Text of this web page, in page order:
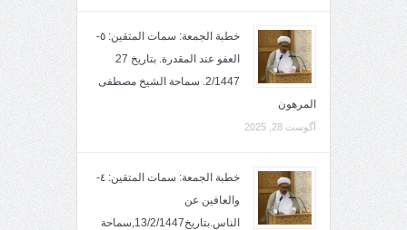
خطبة الجمعة: سمات المتقين: ٥-
العفو عند المقدرة. بتاريخ 27
2/1447. سماحة الشيخ مصطفى
المرهون
آگوست 28, 2025
خطبة الجمعة: سمات المتقين: ٤-
والعافين عن
الناس.بتاريخ13/2/1447,سماحة